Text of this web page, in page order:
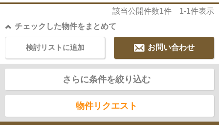
該当公開件数1件 1-1件表示
チェックした物件をまとめて
お問い合わせ
検討リストに追加
さらに条件を絞り込む
物件リクエスト